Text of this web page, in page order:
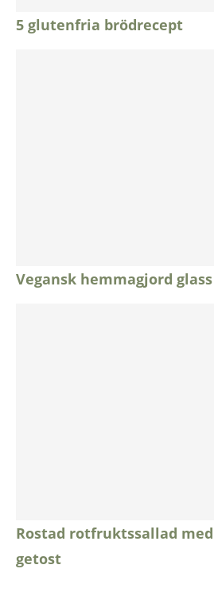
5 glutenfria brödrecept
Vegansk hemmagjord
Rostad rotfruktssallad
getost